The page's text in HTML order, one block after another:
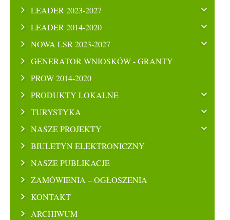
LEADER 2023-2027
LEADER 2014-2020
NOWA LSR 2023-2027
GENERATOR WNIOSKÓW - GRANTY
PROW 2014-2020
PRODUKTY LOKALNE
TURYSTYKA
NASZE PROJEKTY
BIULETYN ELEKTRONICZNY
NASZE PUBLIKACJE
ZAMÓWIENIA – OGŁOSZENIA
KONTAKT
ARCHIWUM